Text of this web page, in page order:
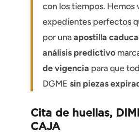
con los tiempos. Hemos
expedientes perfectos
por unaapostilla
análisis predictivo
de vigencia para que
DGME sin piezas
Cita de huellas,
CAJA